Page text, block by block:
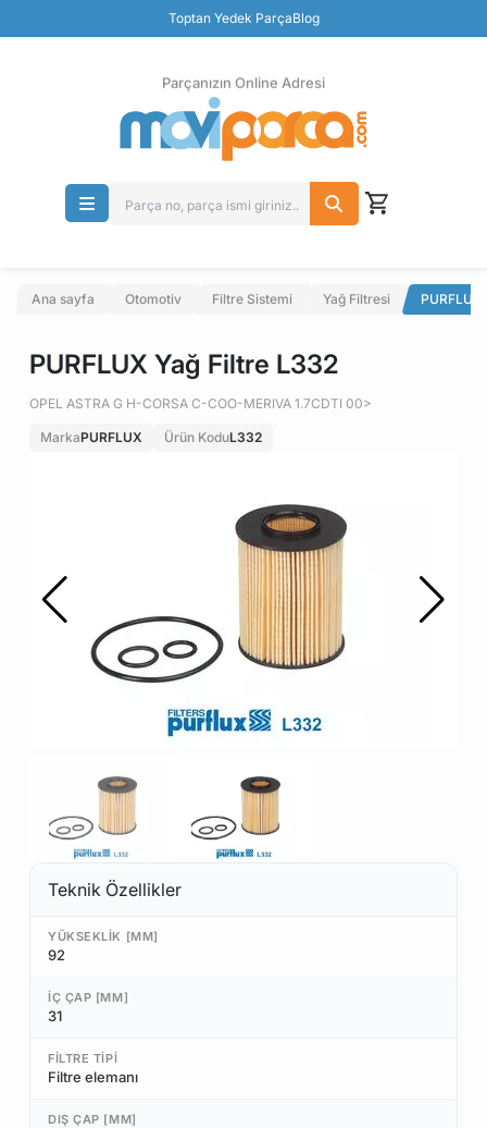
Toptan Yedek ParçaBlog
Ücretsiz İade
Parçanızın Online Adresi
Ana sayfa Otomotiv Filtre Sistemi Yağ Filtresi
PURFLUX Yağ Filtre L332
OPEL ASTRA G H-CORSA C-COO-MERIVA 1.7CDTI 00>
MarkaPURFLUX Ürün KoduL332
Teknik Özellikler
YÜKSEKLIK [MM]
92
İÇ ÇAP [MM]
31
FILTRE TIPI
Filtre elemanı
DIŞ ÇAP [MM]